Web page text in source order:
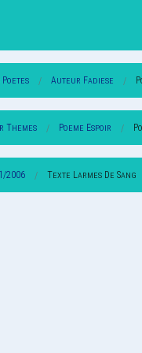
Poetes Auteur Fadiese
Themes Poeme Espoir
2006 Texte Larmes De Sang